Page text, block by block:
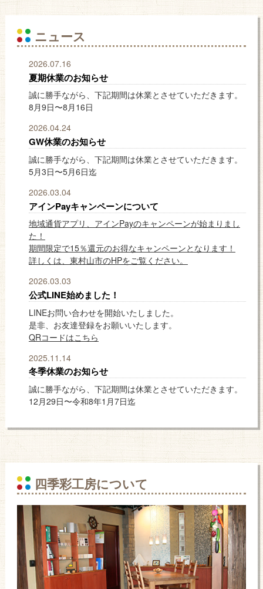
ニュース
2026.07.16
夏期休業のお知らせ
誠に勝手ながら、下記期間は休業とさせていただきます。
8月9日〜8月16日
2026.04.24
GW休業のお知らせ
誠に勝手ながら、下記期間は休業とさせていただきます。
5月3日〜5月6日迄
2026.03.04
アインPayキャンペーンについて
地域通貨アプリ、アインPayのキャンペーンが始まりまし
た！
期間限定で15％還元のお得なキャンペーンとなります！
詳しくは、東村山市のHPをご覧ください。
2026.03.03
公式LINE始めました！
LINEお問い合わせを開始いたしました。
是非、お友達登録をお願いいたします。
QRコードはこちら
2025.11.14
冬季休業のお知らせ
誠に勝手ながら、下記期間は休業とさせていただきます。
12月29日〜令和8年1月7日迄
四季彩工房について